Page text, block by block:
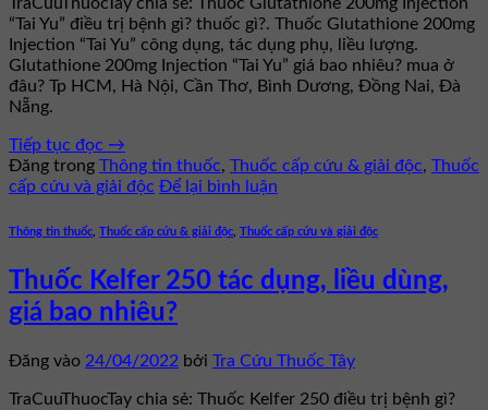
“Tai Yu” điều trị bệnh gì? thuốc gì?. Thuốc Glutathione 200mg
Injection “Tai Yu” công dụng, tác dụng phụ, liều lượng.
Glutathione 200mg Injection “Tai Yu” giá bao nhiêu? mua ở
đâu? Tp HCM, Hà Nội, Cần Thơ, Bình Dương, Đồng Nai, Đà
Nẵng.
Tiếp tục đọc →
Đăng trong Thông tin thuốc, Thuốc cấp cứu & giải độc, Thuốc
cấp cứu và giải độc Để lại bình luận
Thông tin thuốc Thuốc cấp cứu & giải độc Thuốc cấp cứu và giải độc
Thuốc Kelfer 250 tác dụng, liều dùng,
giá bao nhiêu?
Đăng vào 24/04/2022 bởi Tra Cứu Thuốc Tây
TraCuuThuocTay chia sẻ: Thuốc Kelfer 250 điều trị bệnh gì?